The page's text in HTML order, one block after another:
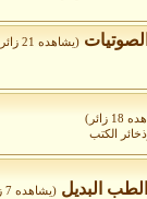
(يشاهده 21 زائر)
زائر)
الكتب
البديل (يشاهده 7 زائر)